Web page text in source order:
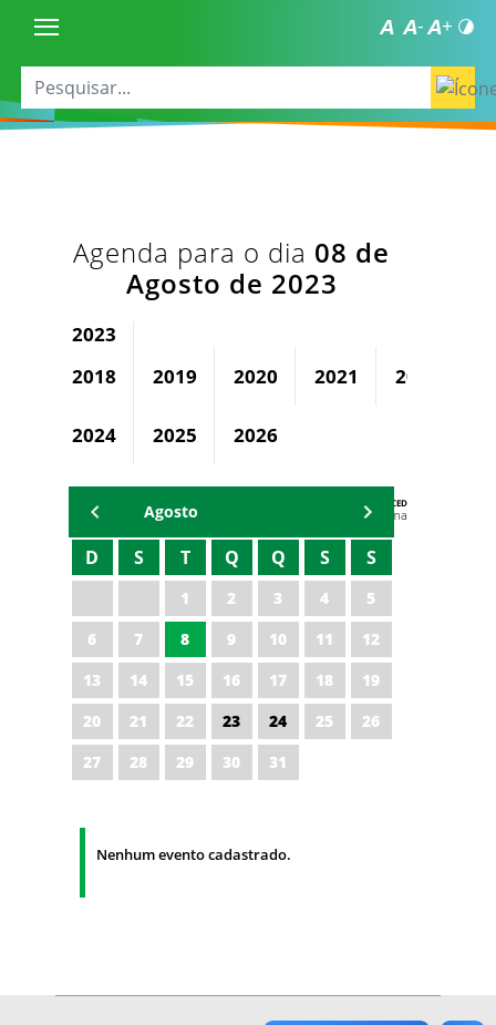
Agenda para o dia 08 de
Agosto de 2023
2023
2018
2019 2020 2021 2022
2024 2025 2026
AGENDA DA CODED/CED
Vagna Lima
Agosto
D S T Q Q S S
1 2 3 4
5
6
7 8 9 10 11
12
13
14 15 16 17 18
19
20
21 22 23 24 25
26
27
28 29 30 31
Nenhum evento cadastrado.